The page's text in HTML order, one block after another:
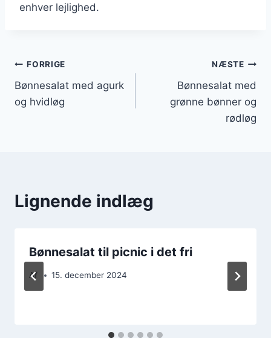
enhver lejlighed.
Indlægsnavigation
FORRIGE
Bønnesalat med agurk
og hvidløg
NÆSTE
Bønnesalat med
grønne bønner og
rødløg
Lignende indlæg
Bønnesalat til picnic i det fri
Af 15. december 2024